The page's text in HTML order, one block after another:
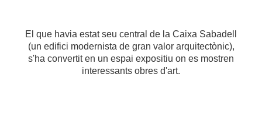
El que havia estat seu central de la Caixa Sabadell
(un edifici modernista de gran valor arquitectònic),
s'ha convertit en un espai expositiu on es mostren
interessants obres d'art.